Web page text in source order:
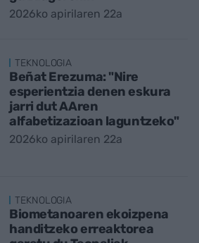
2026ko apirilaren 22a
TEKNOLOGIA
Beñat Erezuma: "Nire
esperientzia denen eskura
jarri dut AAren
alfabetizazioan laguntzeko"
2026ko apirilaren 22a
TEKNOLOGIA
Biometanoaren ekoizpena
handitzeko erreaktorea